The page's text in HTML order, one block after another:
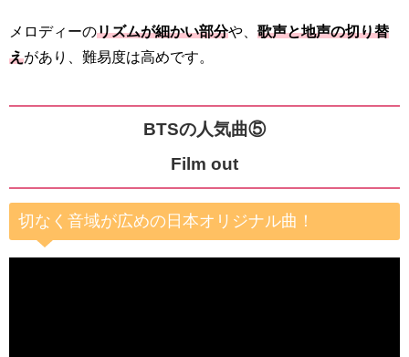
メロディーのリズムが細かい部分や、 歌声と地声の切り替
えがあり、難易度は高めです。
BTSの人気曲⑤
Film out
切なく音域が広めの日本オリジナル曲！